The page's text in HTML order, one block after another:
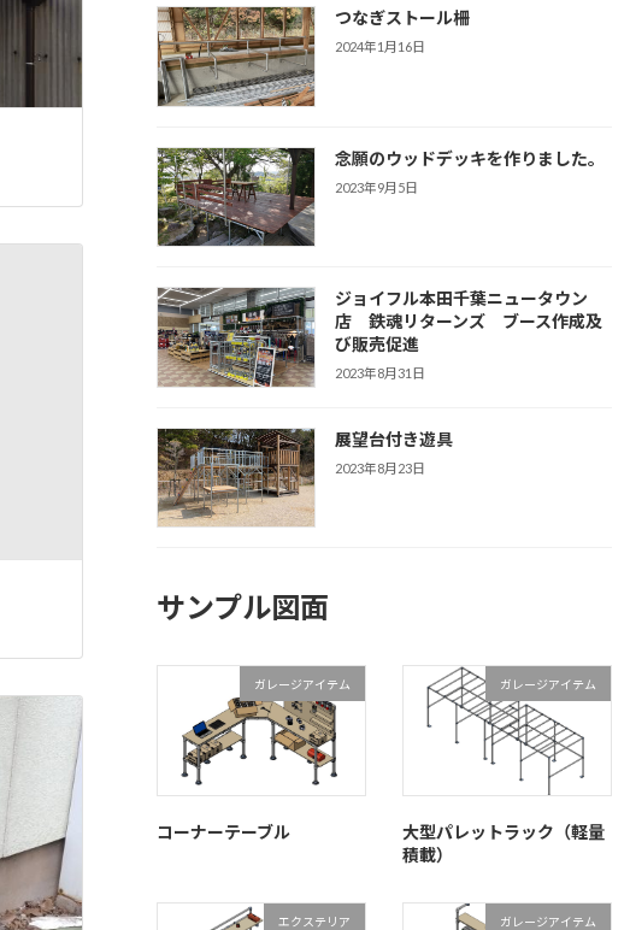
つなぎストール柵
2024年1月16日
念願のウッドデッキを作りました。
2023年9月5日
ジョイフル本田千葉ニュータウン
店 鉄魂リターンズ ブース作成及
び販売促進
2023年8月31日
展望台付き遊具
2023年8月23日
サンプル図面
ガレージアイテム
コーナーテーブル
ガレージアイテム
大型パレットラック（軽量
積載）
エクステリア ガレージアイテム